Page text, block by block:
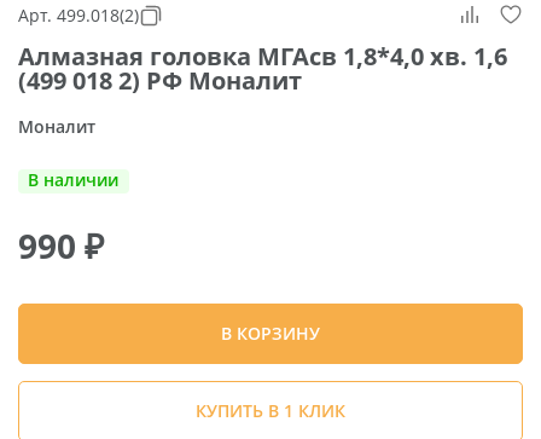
Арт. 499.018(2)
Алмазная головка МГАсв 1,8*4,0 хв. 1,6
(499 018 2) РФ Моналит
Моналит
В наличии
990 ₽
В КОРЗИНУ
КУПИТЬ В 1 КЛИК